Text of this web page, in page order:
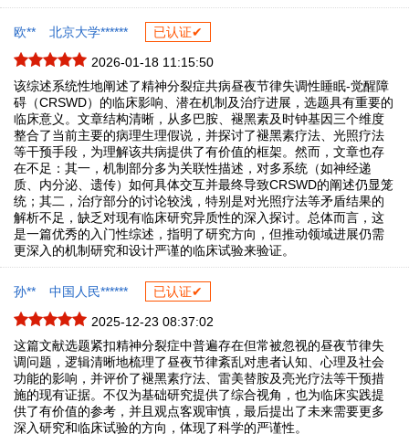
欧** 北京大学****** 已认证✔
2026-01-18 11:15:50
该综述系统性地阐述了精神分裂症共病昼夜节律失调性睡眠-觉醒障
碍（CRSWD）的临床影响、潜在机制及治疗进展，选题具有重要的
临床意义。文章结构清晰，从多巴胺、褪黑素及时钟基因三个维度
整合了当前主要的病理生理假说，并探讨了褪黑素疗法、光照疗法
等干预手段，为理解该共病提供了有价值的框架。然而，文章也存
在不足：其一，机制部分多为关联性描述，对多系统（如神经递
质、内分泌、遗传）如何具体交互并最终导致CRSWD的阐述仍显笼
统；其二，治疗部分的讨论较浅，特别是对光照疗法等矛盾结果的
解析不足，缺乏对现有临床研究异质性的深入探讨。总体而言，这
是一篇优秀的入门性综述，指明了研究方向，但推动领域进展仍需
更深入的机制研究和设计严谨的临床试验来验证。
孙** 中国人民****** 已认证✔
2025-12-23 08:37:02
这篇文献选题紧扣精神分裂症中普遍存在但常被忽视的昼夜节律失
调问题，逻辑清晰地梳理了昼夜节律紊乱对患者认知、心理及社会
功能的影响，并评价了褪黑素疗法、雷美替胺及亮光疗法等干预措
施的现有证据。不仅为基础研究提供了综合视角，也为临床实践提
供了有价值的参考，并且观点客观审慎，最后提出了未来需要更多
深入研究和临床试验的方向，体现了科学的严谨性。